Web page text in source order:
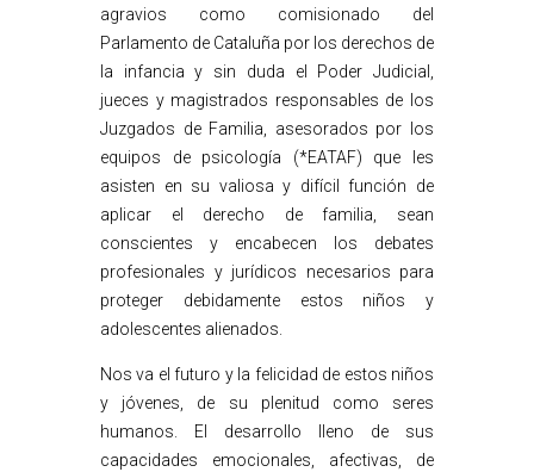
agravios como comisionado del
Parlamento de Cataluña por los derechos de
la infancia y sin duda el Poder Judicial,
jueces y magistrados responsables de los
Juzgados de Familia, asesorados por los
equipos de psicología (*EATAF) que les
asisten en su valiosa y difícil función de
aplicar el derecho de familia, sean
conscientes y encabecen los debates
profesionales y jurídicos necesarios para
proteger debidamente estos niños y
adolescentes alienados.
Nos va el futuro y la felicidad de estos niños
y jóvenes, de su plenitud como seres
humanos. El desarrollo lleno de sus
capacidades emocionales, afectivas, de